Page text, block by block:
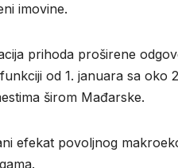
imovine.
prihoda proširene
od 1. januara sa oko
širom Mađarske.
efekat povoljnog